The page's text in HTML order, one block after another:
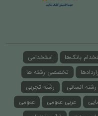
بانک‌ها
استخدامی
تخصصی رشته ها
رشته انسانی
رشته تجربی
عربی عمومی
عمومی